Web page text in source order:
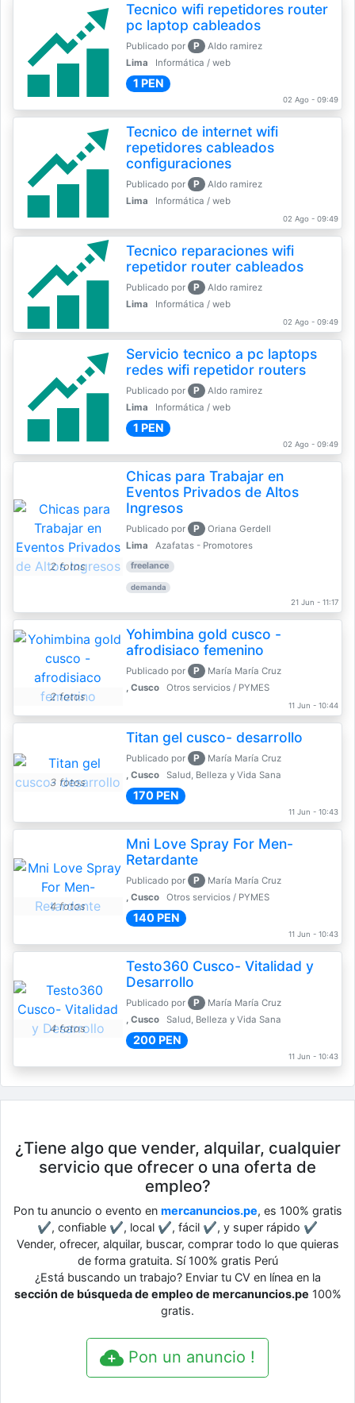
Tecnico wifi repetidores router
pc laptop cableados
Publicado por P
Aldo ramirez
Lima
Informática / web
1 PEN
02 Ago - 09:49
Tecnico de internet wifi
repetidores cableados
configuraciones
Publicado por P
Aldo ramirez
Lima
Informática / web
02 Ago - 09:49
Tecnico reparaciones wifi
repetidor router cableados
Publicado por P
Aldo ramirez
Lima
Informática / web
02 Ago - 09:49
Servicio tecnico a pc laptops
redes wifi repetidor routers
Publicado por P
Aldo ramirez
Lima
Informática / web
1 PEN
02 Ago - 09:49
2 fotos
Chicas para Trabajar en
Eventos Privados de Altos
Ingresos
Publicado por P
Oriana Gerdell
Lima
Azafatas - Promotores
freelance
demanda
21 Jun - 11:17
2 fotos
Yohimbina gold cusco -
afrodisiaco femenino
Publicado por P
María María Cruz
, Cusco
Otros servicios / PYMES
11 Jun - 10:44
3 fotos
Titan gel cusco- desarrollo
Publicado por P
María María Cruz
, Cusco
Salud, Belleza y Vida Sana
170 PEN
11 Jun - 10:43
4 fotos
Mni Love Spray For Men-
Retardante
Publicado por P
María María Cruz
, Cusco
Otros servicios / PYMES
140 PEN
11 Jun - 10:43
4 fotos
Testo360 Cusco- Vitalidad y
Desarrollo
Publicado por P
María María Cruz
, Cusco
Salud, Belleza y Vida Sana
200 PEN
11 Jun - 10:43
¿Tiene algo que vender, alquilar, cualquier
servicio que ofrecer o una oferta de
empleo?
Pon tu anuncio o evento en mercanuncios.pe, es 100% gratis
✔, confiable ✔, local ✔, fácil ✔, y super rápido ✔
Vender, ofrecer, alquilar, buscar, comprar todo lo que quieras
de forma gratuita. Sí 100% gratis Perú
¿Está buscando un trabajo? Enviar tu CV en línea en la
sección de búsqueda de empleo de mercanuncios.pe 100%
gratis.
Pon un anuncio !